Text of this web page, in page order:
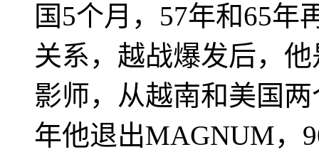
国5个月，57年和65年
关系，越战爆发后，
影师，从越南和美国
年他退出MAGNUM，